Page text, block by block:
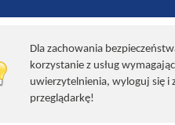
Dla zachowania
korzystanie z usług
uwierzytelnienia, wyloguj się i
przeglądarkę!